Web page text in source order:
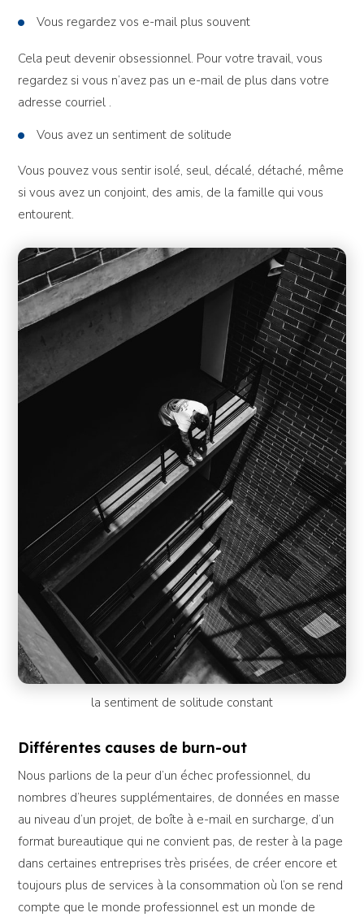
Vous regardez vos e-mail plus souvent
Cela peut devenir obsessionnel. Pour votre travail, vous
regardez si vous n’avez pas un e-mail de plus dans votre
adresse courriel .
Vous avez un sentiment de solitude
Vous pouvez vous sentir isolé, seul, décalé, détaché, même
si vous avez un conjoint, des amis, de la famille qui vous
entourent.
la sentiment de solitude constant
Différentes causes de burn-out
Nous parlions de la peur d’un échec professionnel, du
nombres d’heures supplémentaires, de données en masse
au niveau d’un projet, de boîte à e-mail en surcharge, d’un
format bureautique qui ne convient pas, de rester à la page
dans certaines entreprises très prisées, de créer encore et
toujours plus de services à la consommation où l’on se rend
compte que le monde professionnel est un monde de